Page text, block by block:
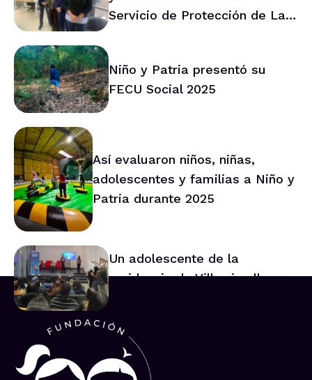
Servicio de Protección de La
Niño y Patria presentó su
FECU Social 2025
Así evaluaron niños, niñas,
adolescentes y familias a Niño y
Patria durante 2025
Un adolescente de la
residencia de Villarrica lleva